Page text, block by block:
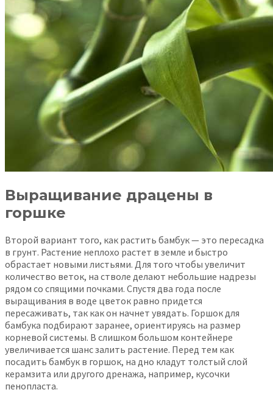
Выращивание драцены в
горшке
Второй вариант того, как растить бамбук — это пересадка
в грунт. Растение неплохо растет в земле и быстро
обрастает новыми листьями. Для того чтобы увеличит
количество веток, на стволе делают небольшие надрезы
рядом со спящими почками. Спустя два года после
выращивания в воде цветок равно придется
пересаживать, так как он начнет увядать. Горшок для
бамбука подбирают заранее, ориентируясь на размер
корневой системы. В слишком большом контейнере
увеличивается шанс залить растение. Перед тем как
посадить бамбук в горшок, на дно кладут толстый слой
керамзита или другого дренажа, например, кусочки
пенопласта.